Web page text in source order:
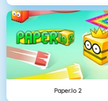
Paper.io 2